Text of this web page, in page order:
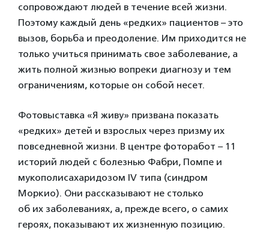
сопровождают людей в течение всей жизни.
Поэтому каждый день «редких» пациентов – это
вызов, борьба и преодоление. Им приходится не
только учиться принимать свое заболевание, а
жить полной жизнью вопреки диагнозу и тем
ограничениям, которые он собой несет.
Фотовыставка «Я живу» призвана показать
«редких» детей и взрослых через призму их
повседневной жизни. В центре фоторабот – 11
историй людей с болезнью Фабри, Помпе и
мукополисахаридозом IV типа (синдром
Моркио). Они рассказывают не столько
об их заболеваниях, а, прежде всего, о самих
героях, показывают их жизненную позицию.